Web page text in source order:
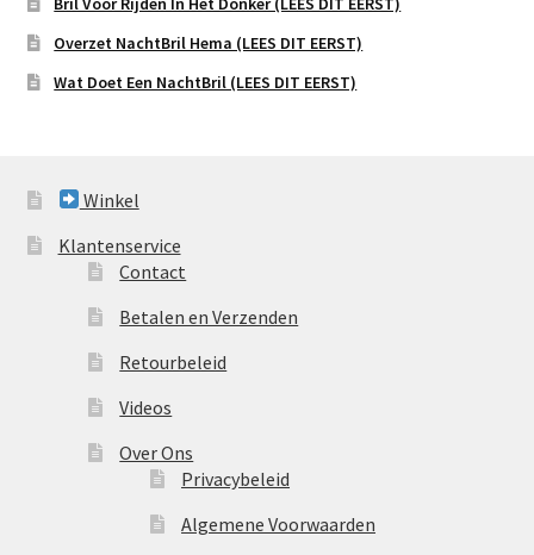
Overzet NachtBril Hema (LEES DIT EERST)
Wat Doet Een NachtBril (LEES DIT EERST)
Winkel
Klantenservice
Contact
Betalen en Verzenden
Retourbeleid
Videos
Over Ons
Privacybeleid
Algemene Voorwaarden